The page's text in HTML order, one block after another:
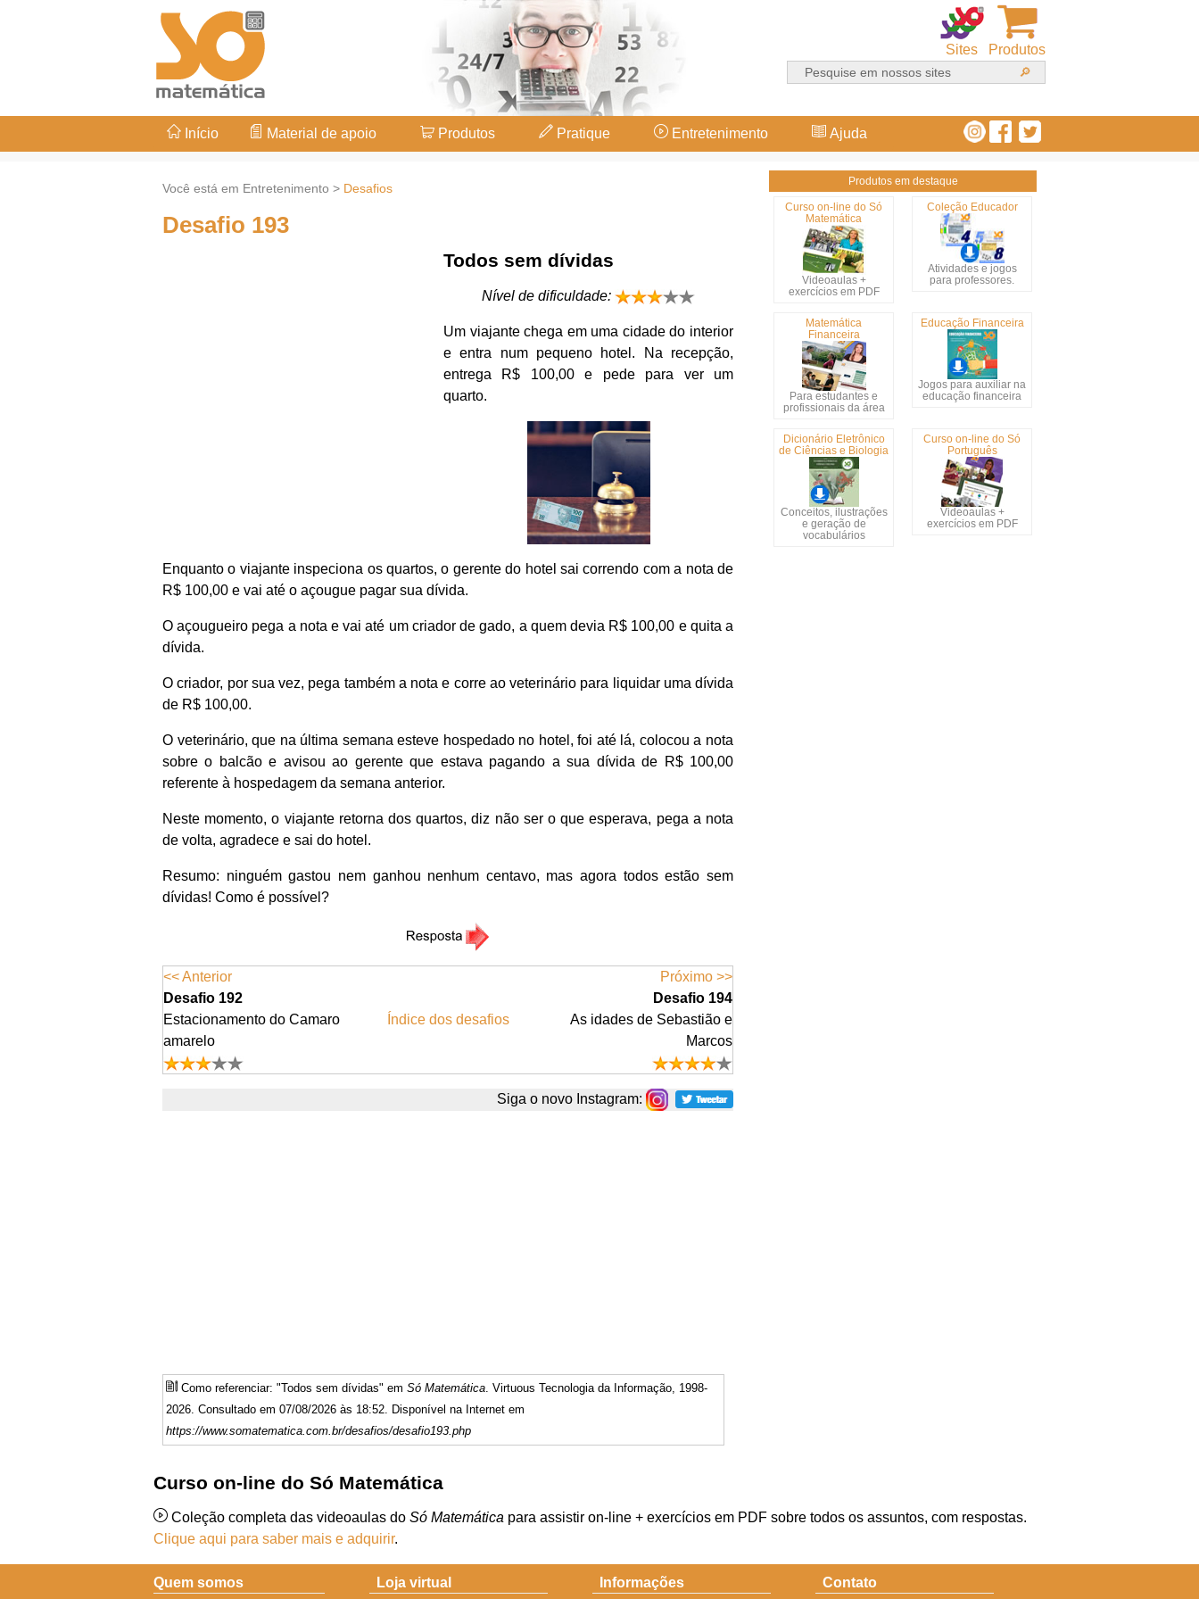
Produtos
Sites
Início Material de apoio Produtos Pratique Entretenimento Ajuda
Você está em Entretenimento > Desafios
Desafio 193
Todos sem dívidas
Nível de dificuldade:
Um viajante chega em uma cidade do interior
e entra num pequeno hotel. Na recepção,
entrega R$ 100,00 e pede para ver um
quarto.
Enquanto o viajante inspeciona os quartos, o gerente do hotel sai correndo com a nota de
R$ 100,00 e vai até o açougue pagar sua dívida.
O açougueiro pega a nota e vai até um criador de gado, a quem devia R$ 100,00 e quita a
dívida.
O criador, por sua vez, pega também a nota e corre ao veterinário para liquidar uma dívida
de R$ 100,00.
O veterinário, que na última semana esteve hospedado no hotel, foi até lá, colocou a nota
sobre o balcão e avisou ao gerente que estava pagando a sua dívida de R$ 100,00
referente à hospedagem da semana anterior.
Neste momento, o viajante retorna dos quartos, diz não ser o que esperava, pega a nota
de volta, agradece e sai do hotel.
Resumo: ninguém gastou nem ganhou nenhum centavo, mas agora todos estão sem
dívidas! Como é possível?
<< Anterior
Desafio 192
Estacionamento do Camaro
amarelo
Índice dos desafios
Próximo >>
Desafio 194
As idades de Sebastião e
Marcos
Siga o novo Instagram:
Como referenciar: "Todos sem dívidas" em Só Matemática . Virtuous Tecnologia da Informação, 1998-
2026. Consultado em 07/08/2026 às 18:52. Disponível na Internet em
https://www.somatematica.com.br/desafios/desafio193.php
Produtos em destaque
Curso on-line do Só
Matemática
Videoaulas +
exercícios em PDF
Coleção Educador
Atividades e jogos
para professores.
Matemática
Financeira
Para estudantes e
profissionais da área
Educação Financeira
Jogos para auxiliar na
educação financeira
Dicionário Eletrônico
de Ciências e Biologia
Conceitos, ilustrações
e geração de
vocabulários
Curso on-line do Só
Português
Videoaulas +
exercícios em PDF
Curso on-line do Só Matemática
Coleção completa das videoaulas do Só Matemática para assistir on-line + exercícios em PDF sobre todos os assuntos, com respostas.
Clique aqui para saber mais e adquirir.
Quem somos Loja virtual Informações Contato